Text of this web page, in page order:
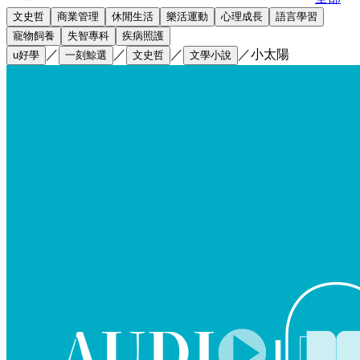
文史哲 商業管理 休閒生活 樂活運動 心理成長
語言學習
寵物飼養
失智專科
疾病照護
u好學
／ 一刻鯨選 ／ 文史哲 ／ 文學小說 ／小太陽